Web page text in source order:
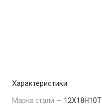
Характеристики
Марка стали — 12Х18Н10Т